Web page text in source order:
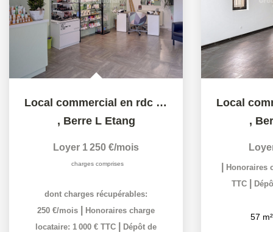
Local commercial en rdc de 85.56m² proche centre ville...
, Berre L Etang
Loyer 1 250 €/mois
charges comprises
dont charges récupérables:
250 €/mois
Honoraires charge
locataire: 1 000 € TTC
Dépôt de
,
Honoraires
TTC
57 m²